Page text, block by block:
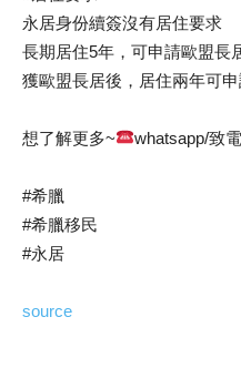
永居身份續簽沒有居住要求
長期居住5年，可申請歐盟長
獲歐盟長居後，居住兩年可
想了解更多~ whatsapp/致
#希臘​
#希臘移民​
#永居
source